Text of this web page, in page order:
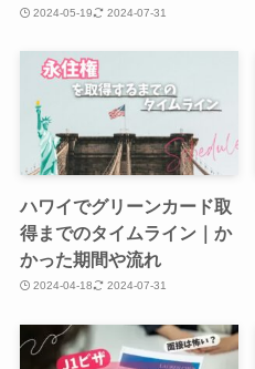
2024-05-19 2024-07-31
ハワイでグリーンカード取
得までのタイムライン｜か
かった期間や流れ
2024-04-18 2024-07-31